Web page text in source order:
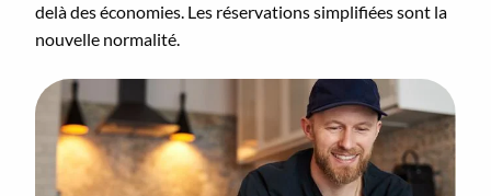
delà des économies. Les réservations simplifiées sont la
nouvelle normalité.